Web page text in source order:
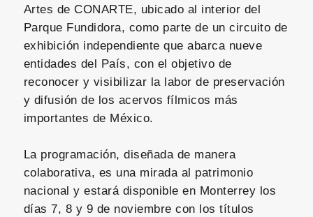
Artes de CONARTE, ubicado al interior del
Parque Fundidora, como parte de un circuito de
exhibición independiente que abarca nueve
entidades del País, con el objetivo de
reconocer y visibilizar la labor de preservación
y difusión de los acervos fílmicos más
importantes de México.
La programación, diseñada de manera
colaborativa, es una mirada al patrimonio
nacional y estará disponible en Monterrey los
días 7, 8 y 9 de noviembre con los títulos